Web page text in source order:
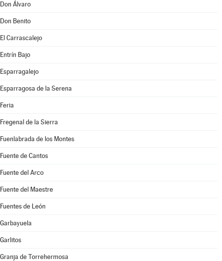
Don Álvaro
Don Benito
El Carrascalejo
Entrín Bajo
Esparragalejo
Esparragosa de la Serena
Feria
Fregenal de la Sierra
Fuenlabrada de los Montes
Fuente de Cantos
Fuente del Arco
Fuente del Maestre
Fuentes de León
Garbayuela
Garlitos
Granja de Torrehermosa